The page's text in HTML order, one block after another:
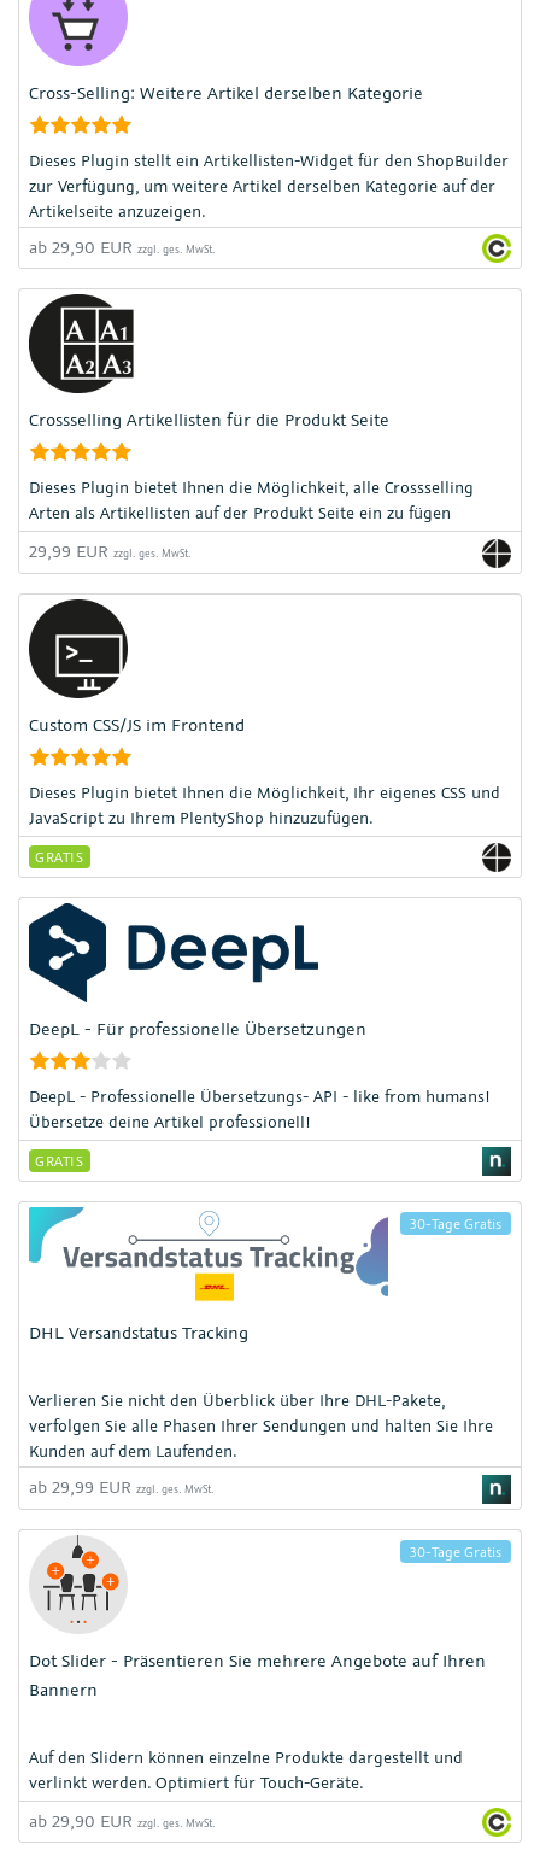
Cross-Selling: Weitere Artikel derselben Kategorie
Dieses Plugin stellt ein Artikellisten-Widget für den ShopBuilder
zur Verfügung, um weitere Artikel derselben Kategorie auf der
Artikelseite anzuzeigen.
ab 29,90 EUR zzgl. ges. MwSt.
Crossselling Artikellisten für die Produkt Seite
Dieses Plugin bietet Ihnen die Möglichkeit, alle Crossselling
Arten als Artikellisten auf der Produkt Seite ein zu fügen
29,99 EUR zzgl. ges. MwSt.
Custom CSS/JS im Frontend
Dieses Plugin bietet Ihnen die Möglichkeit, Ihr eigenes CSS und
JavaScript zu Ihrem PlentyShop hinzuzufügen.
GRATIS
DeepL - Für professionelle Übersetzungen
DeepL - Professionelle Übersetzungs- API - like from humans!
Übersetze deine Artikel professionell!
GRATIS
30-Tage Gratis
DHL Versandstatus Tracking
Verlieren Sie nicht den Überblick über Ihre DHL-Pakete,
verfolgen Sie alle Phasen Ihrer Sendungen und halten Sie Ihre
Kunden auf dem Laufenden.
ab 29,99 EUR zzgl. ges. MwSt.
30-Tage Gratis
Dot Slider - Präsentieren Sie mehrere Angebote auf Ihren
Bannern
Auf den Slidern können einzelne Produkte dargestellt und
verlinkt werden. Optimiert für Touch-Geräte.
ab 29,90 EUR zzgl. ges. MwSt.